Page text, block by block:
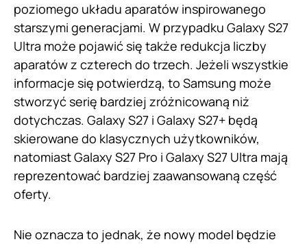
poziomego układu aparatów inspirowanego
starszymi generacjami. W przypadku Galaxy S27
Ultra może pojawić się także redukcja liczby
aparatów z czterech do trzech. Jeżeli wszystkie
informacje się potwierdzą, to Samsung może
stworzyć serię bardziej zróżnicowaną niż
dotychczas. Galaxy S27 i Galaxy S27+ będą
skierowane do klasycznych użytkowników,
natomiast Galaxy S27 Pro i Galaxy S27 Ultra mają
reprezentować bardziej zaawansowaną część
oferty.
Nie oznacza to jednak, że nowy model będzie